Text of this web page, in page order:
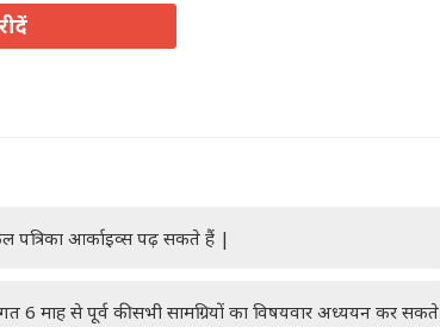
पत्रिका आर्काइव्स पढ़ सकते हैं |
6 माह से पूर्व की सभी सामग्रियों का विषयवार अध्ययन कर सकते